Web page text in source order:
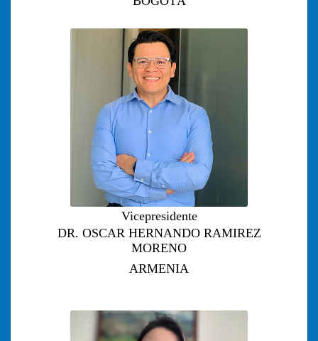
Vicepresidente
DR. OSCAR HERNANDO RAMIREZ
MORENO
ARMENIA